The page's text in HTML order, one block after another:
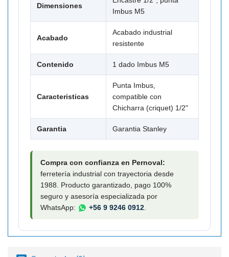
Dimensiones
Imbus M5
Acabado
Acabado industrial
resistente
Contenido 1 dado Imbus M5
Caracteristicas
Punta Imbus,
compatible con
Chicharra (criquet) 1/2"
Garantia Garantia Stanley
Compra con confianza en Pernoval:
ferretería industrial con trayectoria desde
1988. Producto garantizado, pago 100%
seguro y asesoría especializada por
WhatsApp:
+56 9 9246 0912